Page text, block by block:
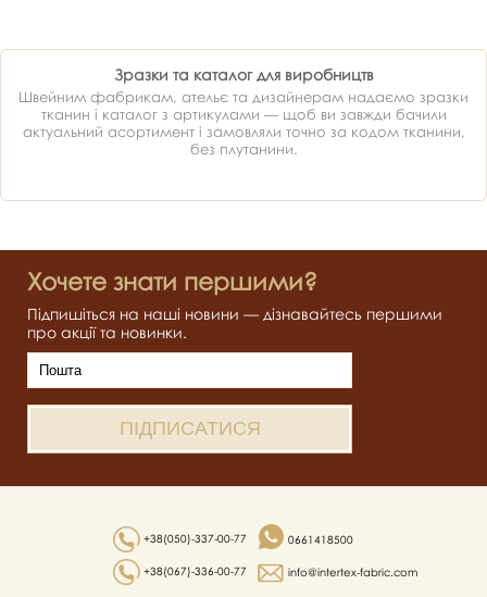
Зразки та каталог для виробництв
Швейним фабрикам, ательє та дизайнерам надаємо зразки
тканин і каталог з артикулами — щоб ви завжди бачили
актуальний асортимент і замовляли точно за кодом тканини,
без плутанини.
Хочете знати першими?
Підпишіться на наші новини — дізнавайтесь першими
про акції та новинки.
+38(050)-337-00-77
+38(067)-336-00-77
0661418500
info@intertex-fabric.com